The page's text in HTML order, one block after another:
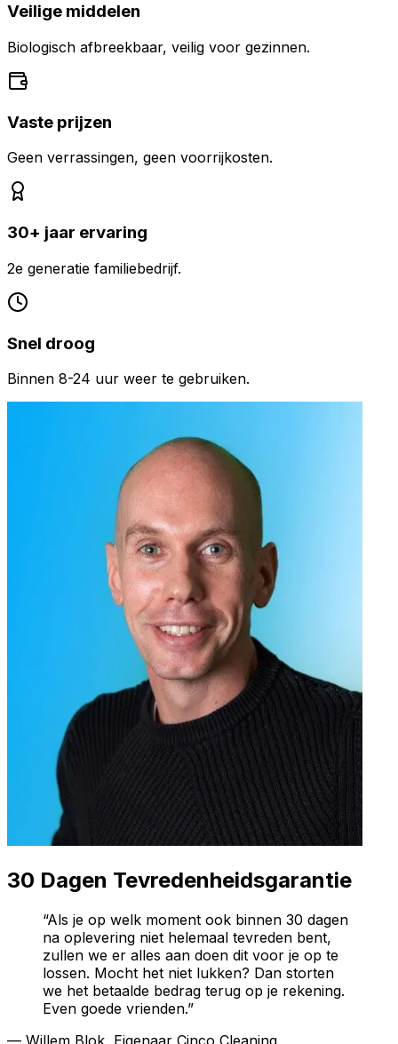
Veilige middelen
Biologisch afbreekbaar, veilig voor gezinnen.
Vaste prijzen
Geen verrassingen, geen voorrijkosten.
30+ jaar ervaring
2e generatie familiebedrijf.
Snel droog
Binnen 8-24 uur weer te gebruiken.
30 Dagen Tevredenheidsgarantie
“Als je op welk moment ook binnen 30 dagen
na oplevering niet helemaal tevreden bent,
zullen we er alles aan doen dit voor je op te
lossen. Mocht het niet lukken? Dan storten
we het betaalde bedrag terug op je rekening.
Even goede vrienden.”